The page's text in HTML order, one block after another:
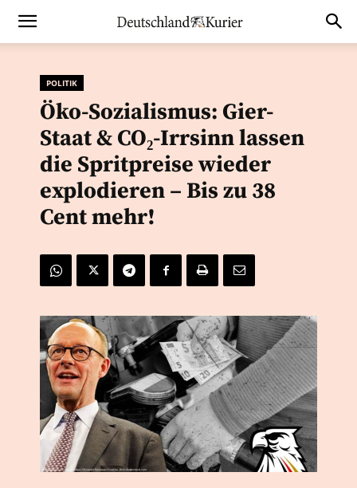
POLITIK
Öko-Sozialismus: Gier-
Staat & CO₂-Irrsinn lassen
die Spritpreise wieder
explodieren – Bis zu 38
Cent mehr!